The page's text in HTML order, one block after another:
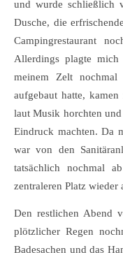
und wurde schließlich
Dusche, die
Campingrestaurant
Allerdings plagte
meinem Zelt
aufgebaut hatte,
laut Musik horchten
Eindruck machten. Da
war von den
tatsächlich nochmal
zentraleren Platz wieder
Den restlichen Abend
plötzlicher Regen
Badesachen und das